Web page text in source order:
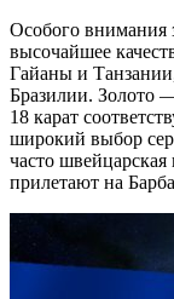
Особого внимания
высочайшее
Гайаны и
Бразилии. Золото
18 карат
широкий выбор
часто
прилетают на